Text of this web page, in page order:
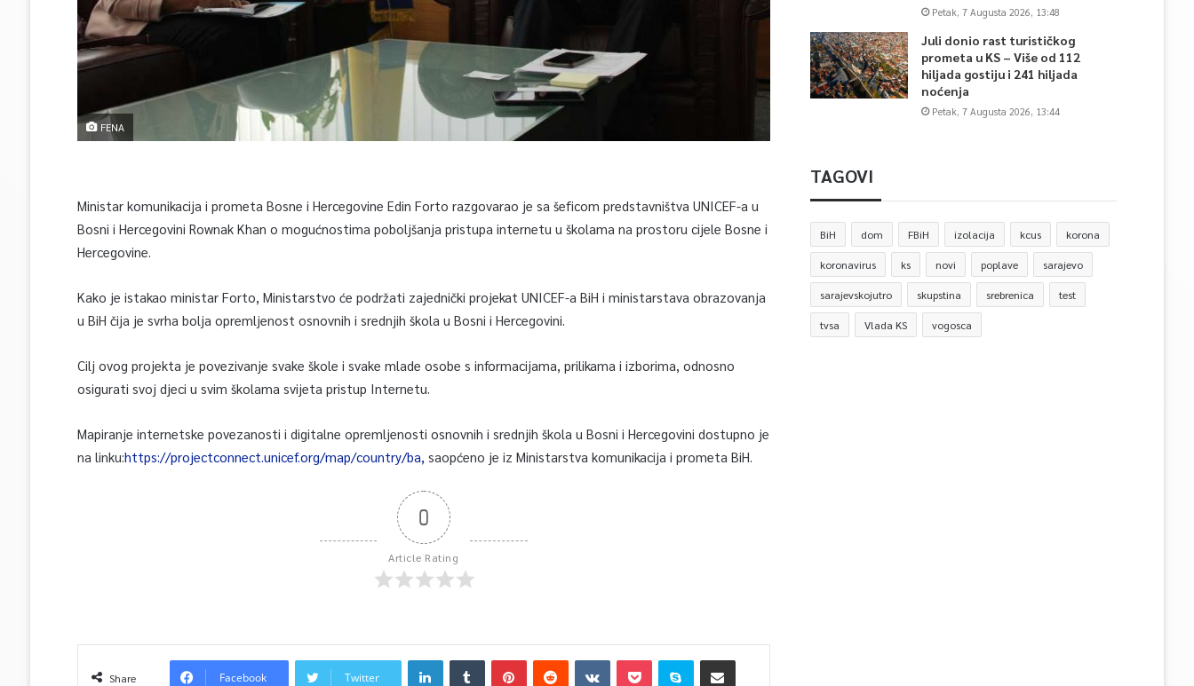
FENA
Ministar komunikacija i prometa Bosne i Hercegovine Edin Forto razgovarao je sa šeficom predstavništva UNICEF-a u
Bosni i Hercegovini Rownak Khan o mogućnostima poboljšanja pristupa internetu u školama na prostoru cijele Bosne i
Hercegovine.
Kako je istakao ministar Forto, Ministarstvo će podržati zajednički projekat UNICEF-a BiH i ministarstava obrazovanja
u BiH čija je svrha bolja opremljenost osnovnih i srednjih škola u Bosni i Hercegovini.
Cilj ovog projekta je povezivanje svake škole i svake mlade osobe s informacijama, prilikama i izborima, odnosno
osigurati svoj djeci u svim školama svijeta pristup Internetu.
Mapiranje internetske povezanosti i digitalne opremljenosti osnovnih i srednjih škola u Bosni i Hercegovini dostupno je
na linku:https://projectconnect.unicef.org/map/country/ba, saopćeno je iz Ministarstva komunikacija i prometa BiH.
0
Article Rating
Share Facebook Twitter
Petak, 7 Augusta 2026, 13:48
Juli donio rast turističkog
prometa u KS – Više od 112
hiljada gostiju i 241 hiljada
noćenja
Petak, 7 Augusta 2026, 13:44
TAGOVI
BiH dom FBiH izolacija kcus korona
koronavirus ks novi poplave sarajevo
sarajevskojutro skupstina srebrenica test
tvsa Vlada KS vogosca